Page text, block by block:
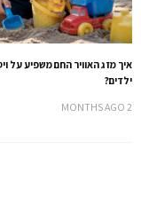
איך מזג האוויר החם משפיע על
ילדים?
2 MONTHS AGO